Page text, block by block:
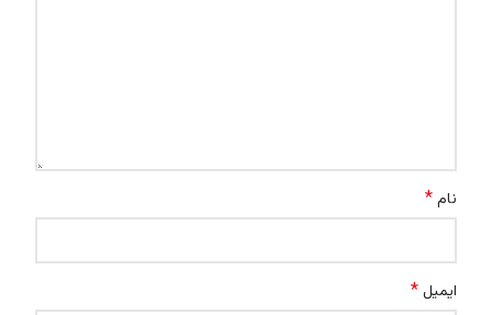
نام*
ایمیل*